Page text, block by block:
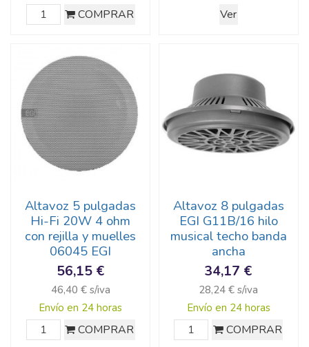
COMPRAR Ver
Altavoz 5 pulgadas
Hi-Fi 20W 4 ohm
con rejilla y muelles
06045 EGI
56,15 €
46,40 € s/iva
Envío en 24 horas
COMPRAR
Altavoz 8 pulgadas
EGI G11B/16 hilo
musical techo banda
ancha
34,17 €
28,24 € s/iva
Envío en 24 horas
COMPRAR